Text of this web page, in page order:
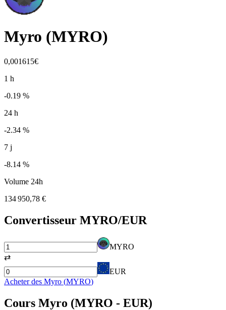
Myro (MYRO)
0,001615€
1 h
-0.19 %
24 h
-2.34 %
7 j
-8.14 %
Volume 24h
134 950,78 €
Convertisseur MYRO/EUR
MYRO
⇄
EUR
Acheter des Myro (MYRO)
Cours Myro (MYRO - EUR)